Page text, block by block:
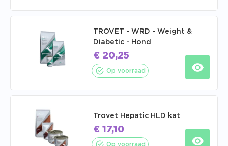
TROVET - WRD - Weight &
Diabetic - Hond
€ 20,25
Op voorraad
Trovet Hepatic HLD kat
€ 17,10
Op voorraad